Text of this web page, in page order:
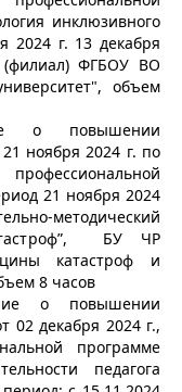
инклюзивного
2024 г. 13 декабря
(филиал) ФГБОУ ВО
объем
о повышении
ноября 2024 г. по
21 ноября 2024
методический
БУ ЧР
катастроф и
8 часов
о повышении
02 декабря 2024 г.,
программе
педагога